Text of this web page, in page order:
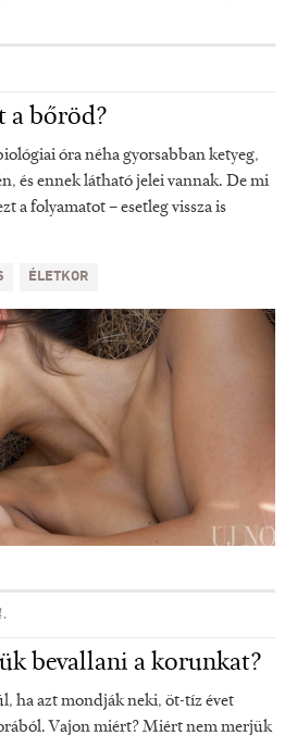
a bőröd?
óra néha gyorsabban ketyeg,
és ennek látható jelei vannak. De mi
a folyamatot – esetleg vissza is
ÉLETKOR
bevallani a korunkat?
ha azt mondják neki, öt-tíz évet
Vajon miért? Miért nem merjük